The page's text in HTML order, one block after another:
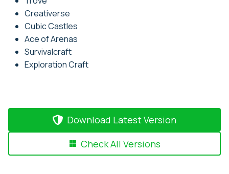
Creativerse
Cubic Castles
Ace of Arenas
Survivalcraft
Exploration Craft
Download Latest Version
Check All Versions